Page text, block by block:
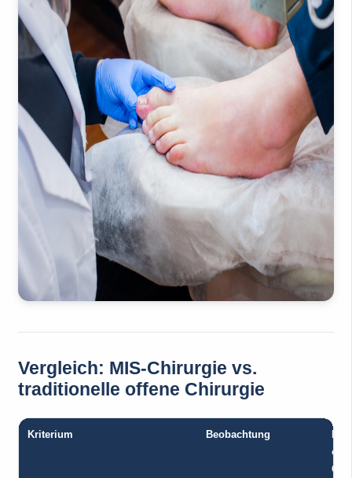
Vergleich: MIS-Chirurgie vs.
traditionelle offene Chirurgie
Kriterium Beobachtung